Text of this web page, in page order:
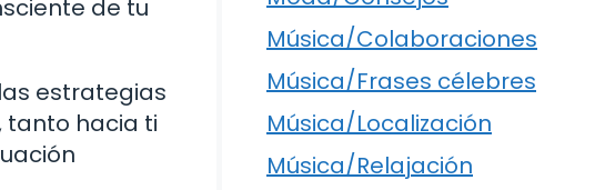
de tu
estrategias
tanto hacia ti
Música/Colaboraciones
Música/Frases célebres
Música/Localización
Música/Relajación